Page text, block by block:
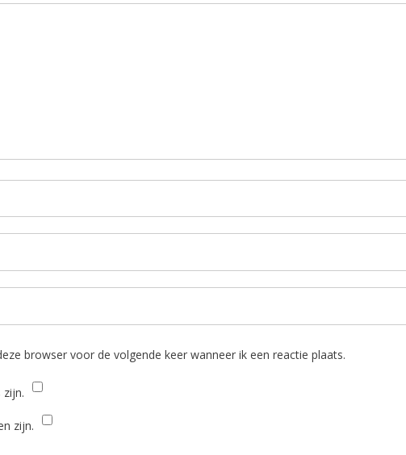
browser voor de volgende keer wanneer ik een reactie plaats.
zijn.